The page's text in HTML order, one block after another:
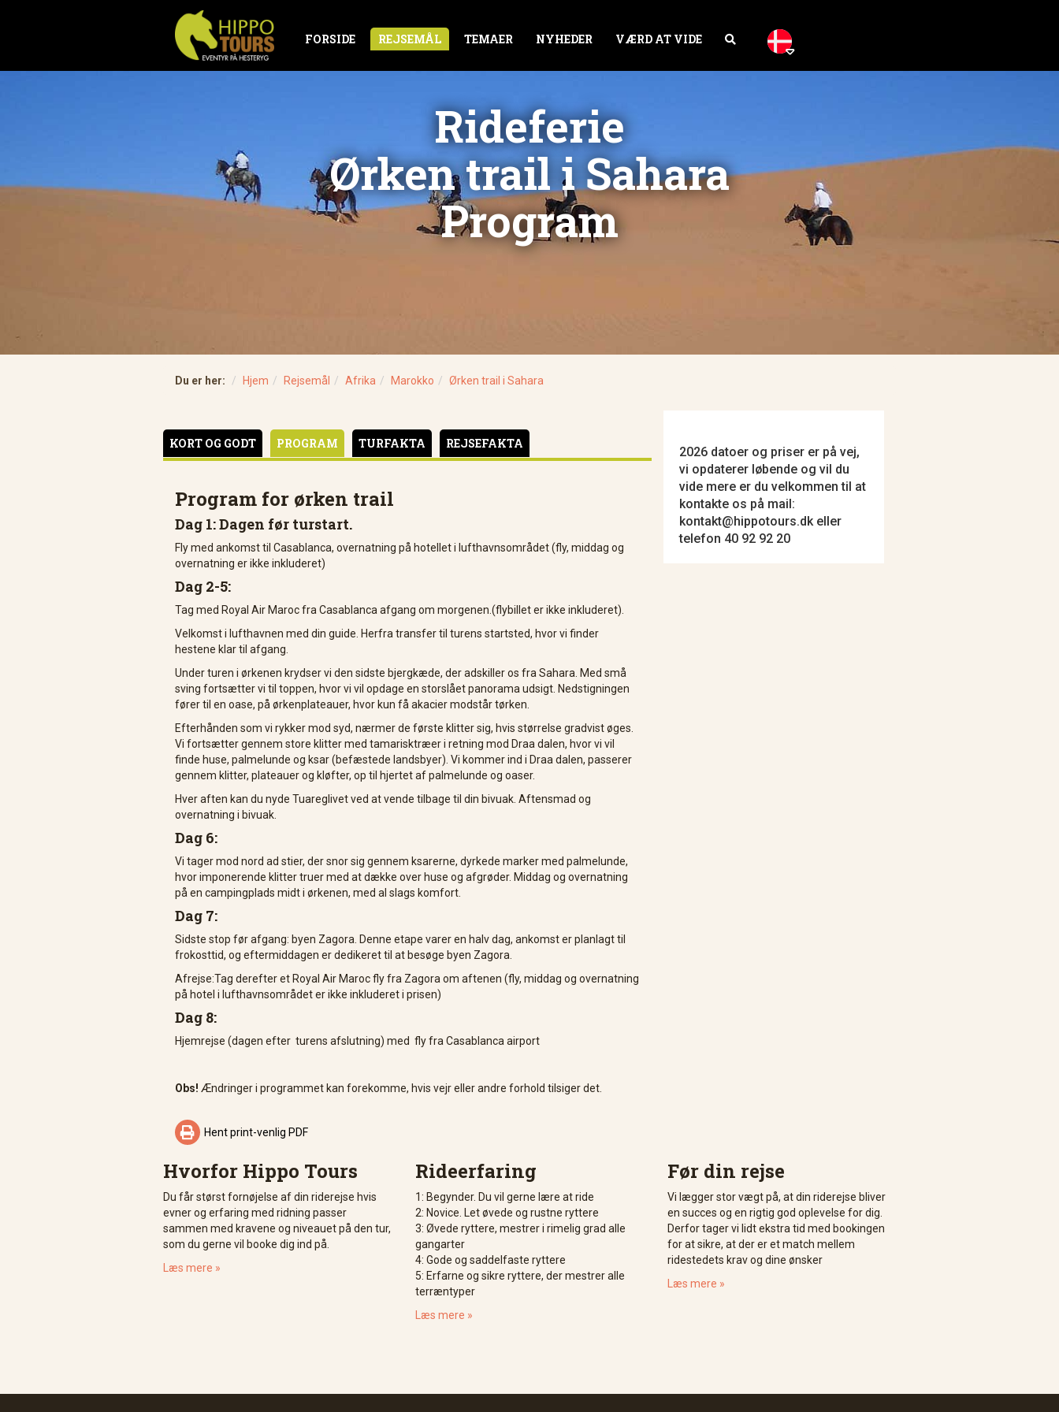
FORSIDE REJSEMÅL TEMAER NYHEDER VÆRD AT VIDE 

Rideferie
Ørken trail i Sahara
Program
Du er her: Hjem Rejsemål Afrika Marokko Ørken trail i Sahara
KORT OG GODT PROGRAM TURFAKTA REJSEFAKTA
Program for ørken trail
Dag 1: Dagen før turstart.
Fly med ankomst til Casablanca, overnatning på hotellet i lufthavnsområdet (fly, middag og
overnatning er ikke inkluderet)
Dag 2-5:
Tag med Royal Air Maroc fra Casablanca afgang om morgenen.(flybillet er ikke inkluderet).
Velkomst i lufthavnen med din guide. Herfra transfer til turens startsted, hvor vi finder
hestene klar til afgang.
Under turen i ørkenen krydser vi den sidste bjergkæde, der adskiller os fra Sahara. Med små
sving fortsætter vi til toppen, hvor vi vil opdage en storslået panorama udsigt. Nedstigningen
fører til en oase, på ørkenplateauer, hvor kun få akacier modstår tørken.
Efterhånden som vi rykker mod syd, nærmer de første klitter sig, hvis størrelse gradvist øges.
Vi fortsætter gennem store klitter med tamarisktræer i retning mod Draa dalen, hvor vi vil
finde huse, palmelunde og ksar (befæstede landsbyer). Vi kommer ind i Draa dalen, passerer
gennem klitter, plateauer og kløfter, op til hjertet af palmelunde og oaser.
Hver aften kan du nyde Tuareglivet ved at vende tilbage til din bivuak. Aftensmad og
overnatning i bivuak.
Dag 6:
Vi tager mod nord ad stier, der snor sig gennem ksarerne, dyrkede marker med palmelunde,
hvor imponerende klitter truer med at dække over huse og afgrøder. Middag og overnatning
på en campingplads midt i ørkenen, med al slags komfort.
Dag 7:
Sidste stop før afgang: byen Zagora. Denne etape varer en halv dag, ankomst er planlagt til
frokosttid, og eftermiddagen er dedikeret til at besøge byen Zagora.
Afrejse:Tag derefter et Royal Air Maroc fly fra Zagora om aftenen (fly, middag og overnatning
på hotel i lufthavnsområdet er ikke inkluderet i prisen)
Dag 8:
Hjemrejse (dagen efter turens afslutning) med fly fra Casablanca airport
Obs! Ændringer i programmet kan forekomme, hvis vejr eller andre forhold tilsiger det.
 Hent print-venlig PDF
2026 datoer og priser er på vej,
vi opdaterer løbende og vil du
vide mere er du velkommen til at
kontakte os på mail:
kontakt@hippotours.dk eller
telefon 40 92 92 20
Hvorfor Hippo Tours
Du får størst fornøjelse af din riderejse hvis
evner og erfaring med ridning passer
sammen med kravene og niveauet på den tur,
som du gerne vil booke dig ind på.
Læs mere »
Rideerfaring
1: Begynder. Du vil gerne lære at ride
2: Novice. Let øvede og rustne ryttere
3: Øvede ryttere, mestrer i rimelig grad alle
gangarter
4: Gode og saddelfaste ryttere
5: Erfarne og sikre ryttere, der mestrer alle
terræntyper
Læs mere »
Før din rejse
Vi lægger stor vægt på, at din riderejse bliver
en succes og en rigtig god oplevelse for dig.
Derfor tager vi lidt ekstra tid med bookingen
for at sikre, at der er et match mellem
ridestedets krav og dine ønsker
Læs mere »